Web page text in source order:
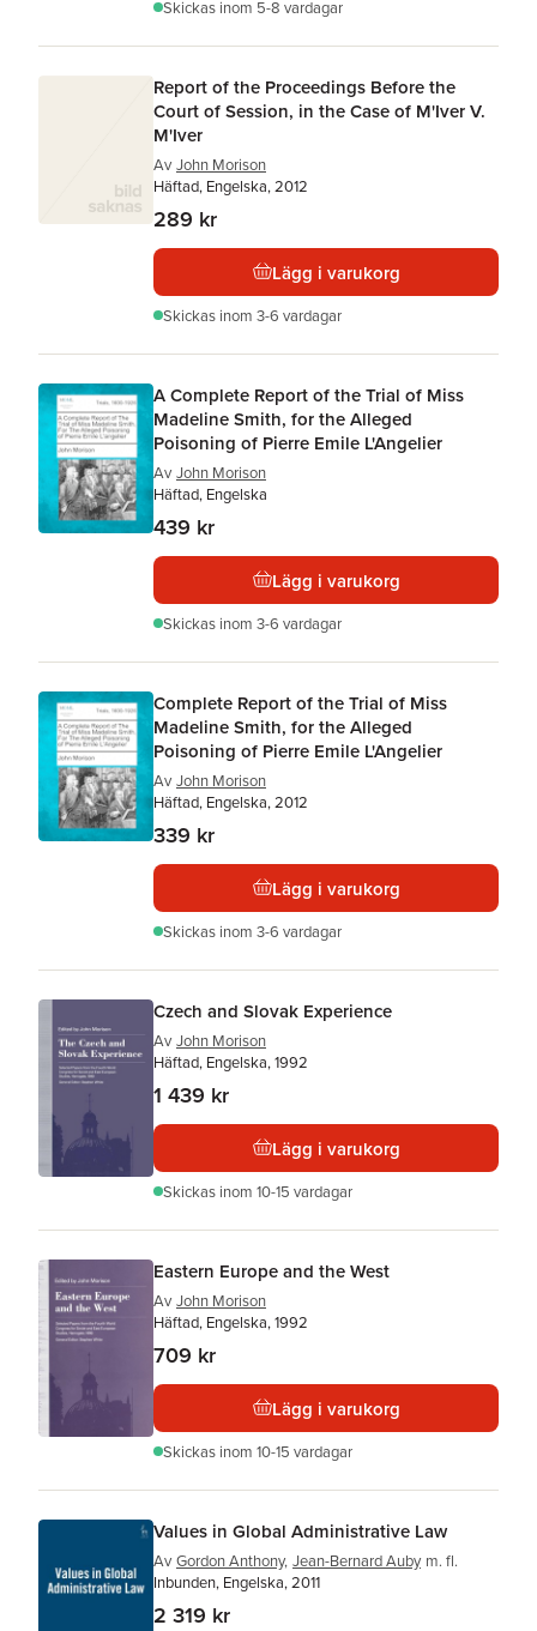
Skickas inom 5-8 vardagar
Report of the Proceedings Before the
Court of Session, in the Case of M'Iver V.
M'Iver
Av John Morison
Häftad, Engelska, 2012
289 kr
Lägg i varukorg
Skickas inom 3-6 vardagar
A Complete Report of the Trial of Miss
Madeline Smith, for the Alleged
Poisoning of Pierre Emile L'Angelier
Av John Morison
Häftad, Engelska
439 kr
Lägg i varukorg
Skickas inom 3-6 vardagar
Complete Report of the Trial of Miss
Madeline Smith, for the Alleged
Poisoning of Pierre Emile L'Angelier
Av John Morison
Häftad, Engelska, 2012
339 kr
Lägg i varukorg
Skickas inom 3-6 vardagar
Czech and Slovak Experience
Av John Morison
Häftad, Engelska, 1992
1 439 kr
Lägg i varukorg
Skickas inom 10-15 vardagar
Eastern Europe and the West
Av John Morison
Häftad, Engelska, 1992
709 kr
Lägg i varukorg
Skickas inom 10-15 vardagar
Values in Global Administrative Law
Av Gordon Anthony, Jean-Bernard Auby m. fl.
Inbunden, Engelska, 2011
2 319 kr